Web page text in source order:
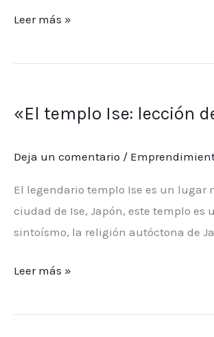
Leer más »
«El templo Ise: lección
Deja un comentario /
El legendario templo Ise es un
ciudad de Ise, Japón, este templo
sintoísmo, la religión autóctona de
Ise:
de
continua
éxito
Leer más »